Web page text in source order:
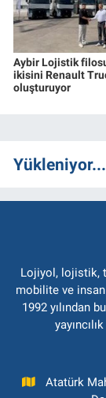
Aybir Lojistik
ikisini Renault
oluşturuyor
Yükleniyor...
Lojiyol, lojistik,
mobilite ve insan
1992 yılından
Atatürk